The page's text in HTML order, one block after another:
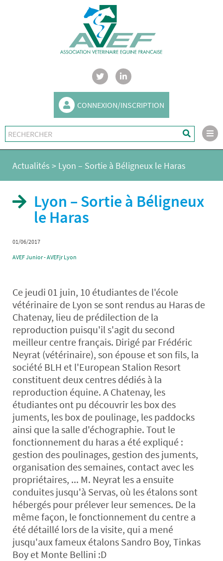
CONNEXION/INSCRIPTION
Actualités > Lyon – Sortie à Béligneux le Haras
Lyon – Sortie à Béligneux
le Haras
01/06/2017
AVEF Junior - AVEFjr Lyon
Ce jeudi 01 juin, 10 étudiantes de l'école
vétérinaire de Lyon se sont rendus au Haras de
Chatenay, lieu de prédilection de la
reproduction puisqu'il s'agit du second
meilleur centre français. Dirigé par Frédéric
Neyrat (vétérinaire), son épouse et son fils, la
société BLH et l'European Stalion Resort
constituent deux centres dédiés à la
reproduction équine. A Chatenay, les
étudiantes ont pu découvrir les box des
juments, les box de poulinage, les paddocks
ainsi que la salle d'échographie. Tout le
fonctionnement du haras a été expliqué :
gestion des poulinages, gestion des juments,
organisation des semaines, contact avec les
propriétaires, ... M. Neyrat les a ensuite
conduites jusqu'à Servas, où les étalons sont
hébergés pour prélever leur semences. De la
même façon, le fonctionnement du centre a
été détaillé lors de la visite, qui a mené
jusqu'aux fameux étalons Sandro Boy, Tinkas
Boy et Monte Bellini :D